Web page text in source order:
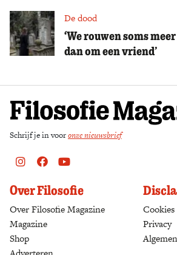
De dood
‘We rouwen soms
dan om een vriend’
Schrijf je in vooronze nieuwsbrief
Instagram
FacebookYoutube
Over Filosofie
Over Filosofie Magazine
Magazine
Shop
Cookies
Privacy